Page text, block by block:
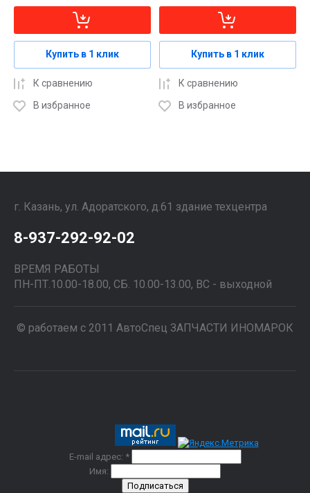
Купить в 1 клик
К сравнению
В избранное
Купить в 1 клик
К сравнению
В избранное
г. Казань, ул. Адоратского, д.61 здание техцентра
8-937-292-92-02
ВРЕМЯ РАБОТЫ
ПН-ПТ.10.00-18.00, СБ. 10.00-13.00, ВС - выходной
© работаем с 2011 АвтоСпец ЗАПЧАСТИ ИНОМАРОК
E-mail адрес: *
Имя: